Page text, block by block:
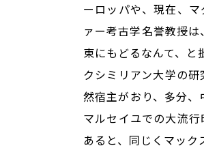
ーロッパや、現在、
ァー考古学名誉教授
東にもどるなんて、
クシミリアン大学の
然宿主がおり、多分
マルセイユでの大流
あると、同じくマック